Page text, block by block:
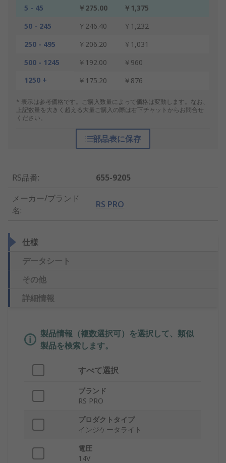
5 - 45 ￥275.00
￥1,375
50 - 245
￥246.40
￥1,232
250 - 495
￥206.20
￥1,031
500 - 1245
￥192.00
￥960
1250 +
￥175.20 ￥876
* 表示は参考価格です。ご購入数量によって価格は変動します。なお、
上記数量を大きく超える大量ご購入の際は右下チャットからお問合せ
ください。
部品表に保存
RS品番:
655-9205
メーカー/ブランド
名:
RS PRO
仕様
データシート
その他
詳細情報
製品情報（複数選択可）を選択して、類似
製品を検索します。
すべて選択
ブランド
RS PRO
プロダクトタイプ
インジケータライト
電圧
14V